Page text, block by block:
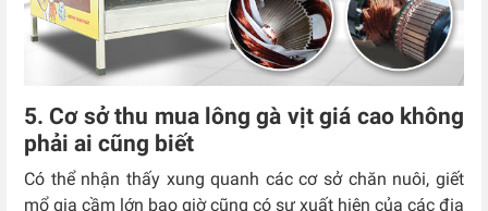
5. Cơ sở thu mua lông gà vịt giá cao không
phải ai cũng biết
Có thể nhận thấy xung quanh các cơ sở chăn nuôi, giết
mổ gia cầm lớn bao giờ cũng có sự xuất hiện của các địa